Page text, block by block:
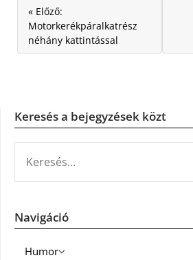
« Előző:
Motorkerékpáralkatrész
néhány kattintással
Keresés a bejegyzések közt
Navigáció
Humor